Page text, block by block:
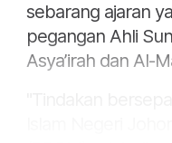
sebarang ajaran
pegangan Ahli
Asya’irah dan Al-